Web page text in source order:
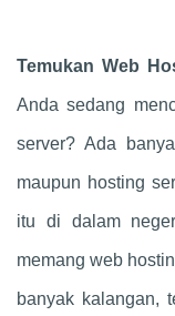
Temukan Web
Anda sedang
server? Ada
maupun hosting
itu di dalam
memang web
banyak kalangan,